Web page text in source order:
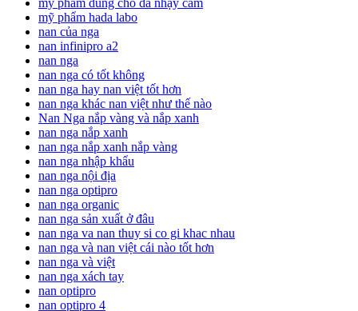
mỹ phẩm hada labo
nan của nga
nan infinipro a2
nan nga
nan nga có tốt không
nan nga hay nan việt tốt hơn
nan nga khác nan việt như thế nào
Nan Nga nắp vàng và nắp xanh
nan nga nắp xanh
nan nga nắp xanh nắp vàng
nan nga nhập khẩu
nan nga nội địa
nan nga optipro
nan nga organic
nan nga sản xuất ở đâu
nan nga va nan thuy si co gi khac nhau
nan nga và nan việt cái nào tốt hơn
nan nga và việt
nan nga xách tay
nan optipro
nan optipro 4